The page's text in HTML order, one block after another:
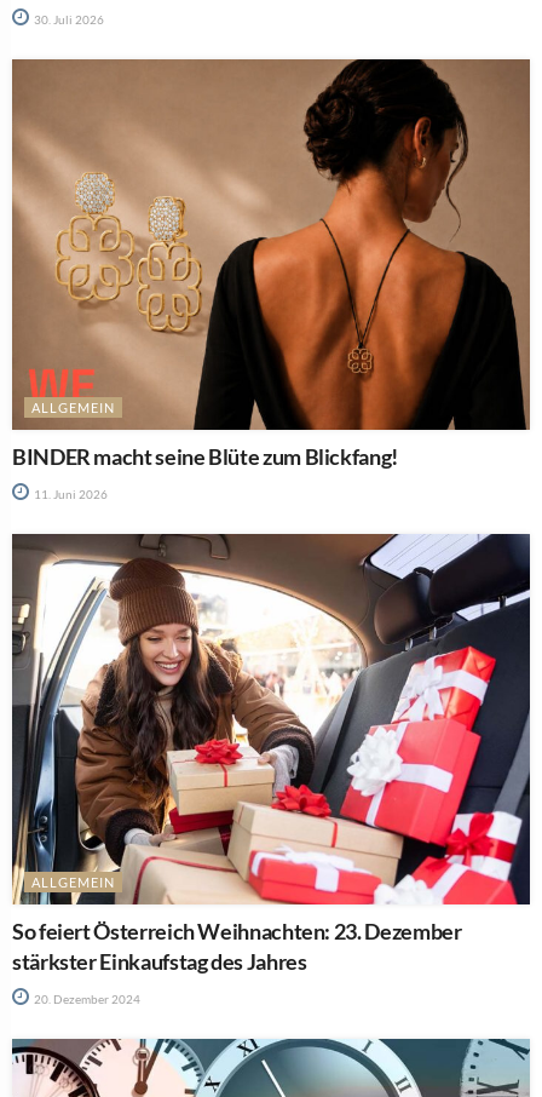
30. Juli 2026
ALLGEMEIN
BINDER macht seine Blüte zum Blickfang!
11. Juni 2026
ALLGEMEIN
So feiert Österreich Weihnachten: 23. Dezember
stärkster Einkaufstag des Jahres
20. Dezember 2024